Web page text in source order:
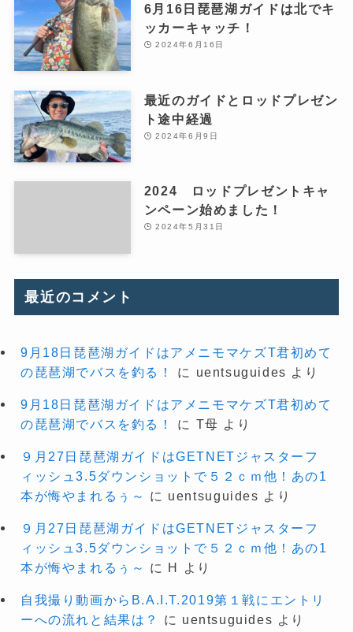
6月16日琵琶湖ガイドは北でキ
ッカーキャッチ！
2024年6月16日
最近のガイドとロッドプレゼン
ト途中経過
2024年6月9日
2024 ロッドプレゼントキャ
ンペーン始めました！
2024年5月31日
最近のコメント
9月18日琵琶湖ガイドはアメニモマケズT君初めて
の琵琶湖でバスを釣る！
に uentsuguides より
9月18日琵琶湖ガイドはアメニモマケズT君初めて
の琵琶湖でバスを釣る！
に T母 より
９月27日琵琶湖ガイドはGETNETジャスターフ
ィッシュ3.5ダウンショットで５２ｃｍ他！あの1
本が悔やまれるぅ～
に uentsuguides より
９月27日琵琶湖ガイドはGETNETジャスターフ
ィッシュ3.5ダウンショットで５２ｃｍ他！あの1
本が悔やまれるぅ～
に H より
自我撮り動画からB.A.I.T.2019第１戦にエントリ
ーへの流れと結果は？
に uentsuguides より